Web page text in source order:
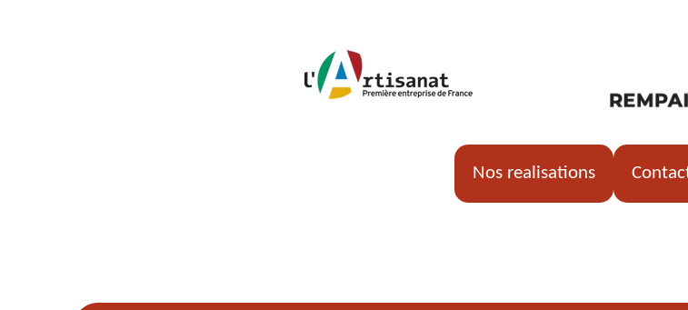
Nos realisations